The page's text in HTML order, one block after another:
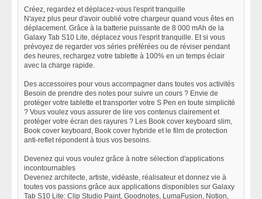
Créez, regardez et déplacez-vous l'esprit tranquille
N'ayez plus peur d'avoir oublié votre chargeur quand vous êtes en
déplacement. Grâce à la batterie puissante de 8 000 mAh de la
Galaxy Tab S10 Lite, déplacez vous l'esprit tranquille. Et si vous
prévoyez de regarder vos séries préférées ou de réviser pendant
des heures, rechargez votre tablette à 100% en un temps éclair
avec la charge rapide.
Des accessoires pour vous accompagner dans toutes vos activités
Besoin de prendre des notes pour suivre un cours ? Envie de
protéger votre tablette et transporter votre S Pen en toute simplicité
? Vous voulez vous assurer de lire vos contenus clairement et
protéger votre écran des rayures ? Les Book cover keyboard slim,
Book cover keyboard, Book cover hybride et le film de protection
anti-reflet répondent à tous vos besoins.
Devenez qui vous voulez grâce à notre sélection d'applications
incontournables
Devenez architecte, artiste, vidéaste, réalisateur et donnez vie à
toutes vos passions grâce aux applications disponibles sur Galaxy
Tab S10 Lite: Clip Studio Paint, Goodnotes, LumaFusion, Notion,